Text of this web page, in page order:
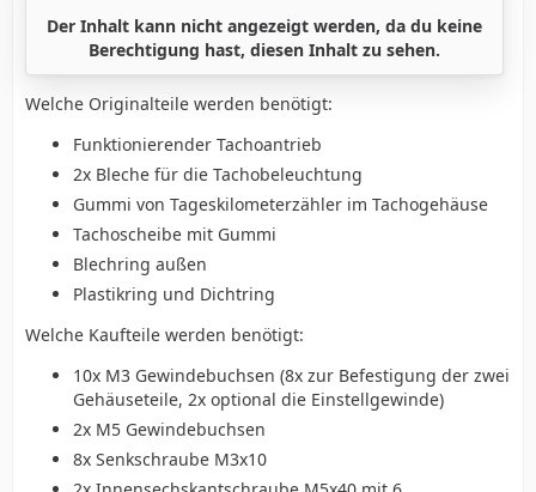
Der Inhalt kann nicht angezeigt werden, da du keine
Berechtigung hast, diesen Inhalt zu sehen.
Welche Originalteile werden benötigt:
Funktionierender Tachoantrieb
2x Bleche für die Tachobeleuchtung
Gummi von Tageskilometerzähler im Tachogehäuse
Tachoscheibe mit Gummi
Blechring außen
Plastikring und Dichtring
Welche Kaufteile werden benötigt:
10x M3 Gewindebuchsen (8x zur Befestigung der zwei
Gehäuseteile, 2x optional die Einstellgewinde)
2x M5 Gewindebuchsen
8x Senkschraube M3x10